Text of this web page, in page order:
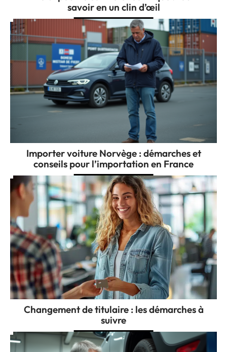
savoir en un clin d’œil
Importer voiture Norvège : démarches et
conseils pour l’importation en France
Changement de titulaire : les démarches à
suivre